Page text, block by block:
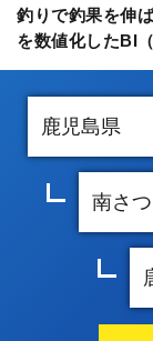
釣りで釣果を伸
を数値化したBI